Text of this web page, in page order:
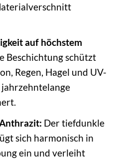
auf höchstem
Beschichtung schützt
Regen, Hagel und UV-
Der tiefdunkle
sich harmonisch in
ein und verleiht